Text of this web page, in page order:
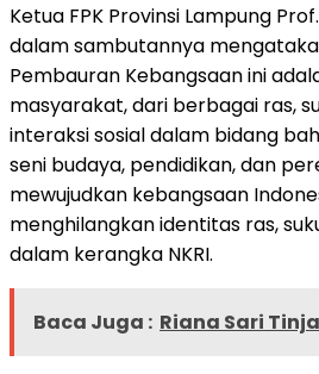
Ketua FPK Provinsi Lampung
dalam sambutannya
Pembauran Kebangsaan ini
masyarakat, dari berbagai ras,
interaksi sosial dalam bidang
seni budaya, pendidikan, dan
mewujudkan kebangsaan
menghilangkan identitas ras,
dalam kerangka NKRI.
Baca Juga : Riana Sari